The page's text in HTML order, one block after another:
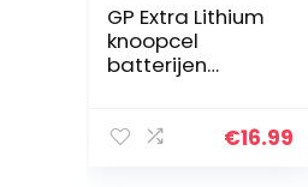
GP Extra Lithium
knoopcel
batterijen
knoopcellen€16.99